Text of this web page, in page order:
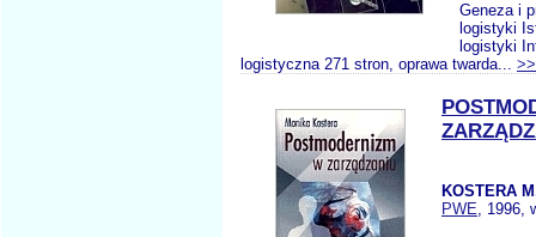
Geneza i
logistyki
logistyki
logistyczna 271 stron, oprawa twarda...
KOSTERA
PWE, 1996,